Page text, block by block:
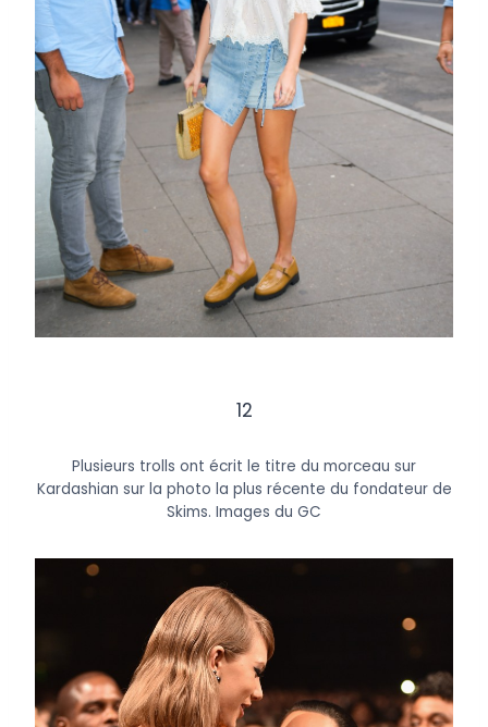
12
Plusieurs trolls ont écrit le titre du morceau sur
Kardashian sur la photo la plus récente du fondateur de
Skims. Images du GC